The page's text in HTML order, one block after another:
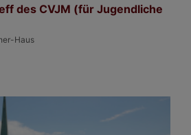
des CVJM (für Jugendliche
Haus